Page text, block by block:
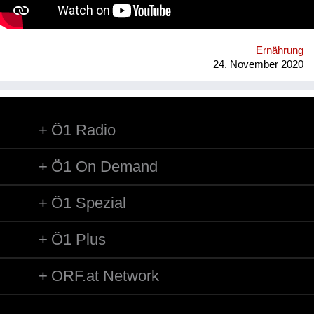
Ernährung
24. November 2020
Ö1 Radio
Ö1 On Demand
Ö1 Spezial
Ö1 Plus
ORF.at Network